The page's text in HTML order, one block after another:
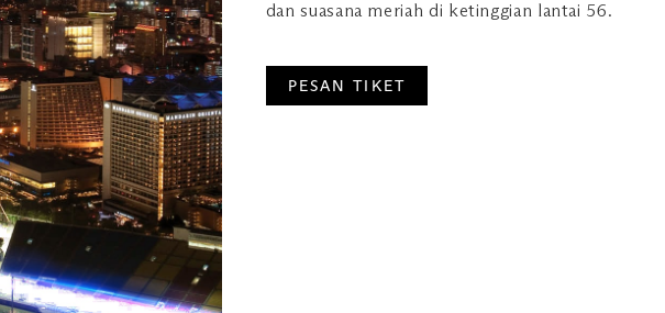
dan suasana meriah di ketinggian lantai 56.
PESAN TIKET